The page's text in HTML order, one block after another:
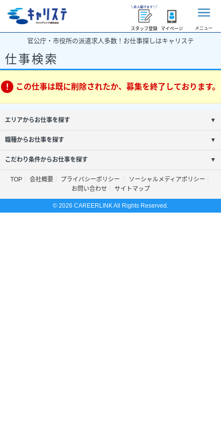
スタッフ登録 マイページ メニュー
官公庁・市役所の派遣求人多数！お仕事探しはキャリステ
仕事検索
この仕事は既に削除されたか、募集を終了しております。
エリアからお仕事を探す ▼
職種からお仕事を探す ▼
こだわり条件からお仕事を探す ▼
TOP 会社概要 プライバシーポリシー
ソーシャルメディアポリシー
お問い合わせ
サイトマップ
© 2026 CAREERLINK All Rights Reserved.